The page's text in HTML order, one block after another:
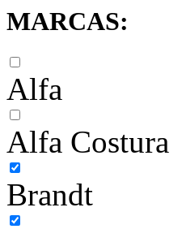
MARCAS:
Alfa
Alfa Costura
Brandt